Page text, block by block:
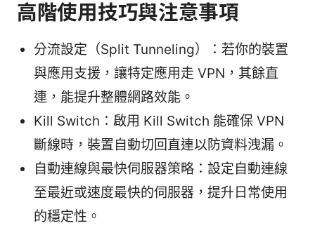
高階使用技巧與注意事項
分流設定（Split Tunneling）：若你的裝置
與應用支援，讓特定應用走 VPN，其餘直
連，能提升整體網路效能。
Kill Switch：啟用 Kill Switch 能確保 VPN
斷線時，裝置自動切回直連以防資料洩漏。
自動連線與最快伺服器策略：設定自動連線
至最近或速度最快的伺服器，提升日常使用
的穩定性。